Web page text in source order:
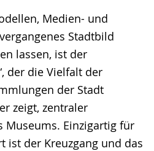
Medien- und
Stadtbild
lassen, ist der
der die Vielfalt der
der Stadt
zeigt, zentraler
Museums. Einzigartig für
ist der Kreuzgang und das